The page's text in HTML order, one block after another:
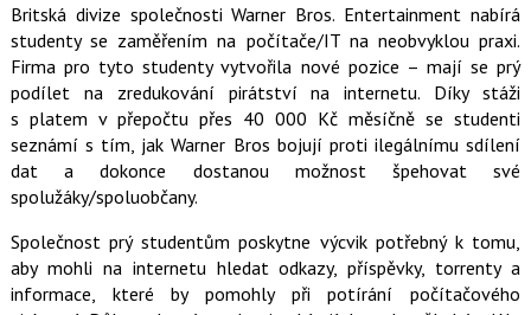
t n
a
F
a
c
e
o
e
a
s
t
i
Britská divize společnosti Warner Bros. Entertainment nabírá
studenty se zaměřením na počítače/IT na neobvyklou praxi.
Firma pro tyto studenty vytvořila nové pozice – mají se prý
podílet na zredukování pirátství na internetu. Díky stáži
s platem v přepočtu přes 40 000 Kč měsíčně se studenti
seznámí s tím, jak Warner Bros bojují proti ilegálnímu sdílení
dat a dokonce dostanou možnost špehovat své
spolužáky/spoluobčany.
Společnost prý studentům poskytne výcvik potřebný k tomu,
aby mohli na internetu hledat odkazy, příspěvky, torrenty a
informace, které by pomohly při potírání počítačového